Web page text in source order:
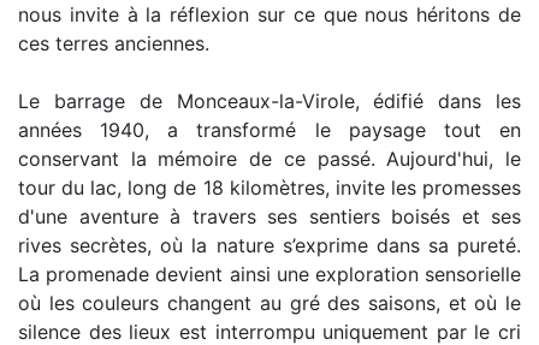
nous invite à la réflexion sur ce que nous héritons de
ces terres anciennes.
Le barrage de Monceaux-la-Virole, édifié dans les
années 1940, a transformé le paysage tout en
conservant la mémoire de ce passé. Aujourd'hui, le
tour du lac, long de 18 kilomètres, invite les promesses
d'une aventure à travers ses sentiers boisés et ses
rives secrètes, où la nature s’exprime dans sa pureté.
La promenade devient ainsi une exploration sensorielle
où les couleurs changent au gré des saisons, et où le
silence des lieux est interrompu uniquement par le cri